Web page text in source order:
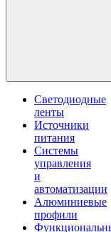
Светодиодные
ленты
Источники
питания
Системы
управления
и
автоматизации
Алюминиевые
профили